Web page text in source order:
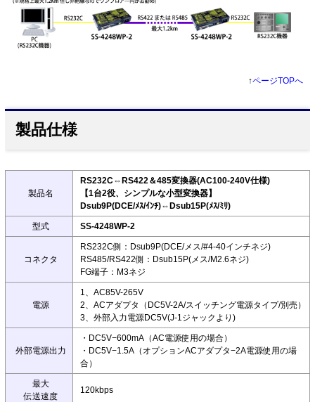
↑ページTOPへ
製品仕様
製品名
RS232C⇔RS422＆485変換器(AC100-240V仕様)
【1台2役、シンプルな小型変換器】
Dsub9P(DCE/ﾒｽ/ｲﾝﾁ)⇔Dsub15P(ﾒｽ/ﾐﾘ)
型式 SS-4248WP-2
コネクタ
RS232C側：Dsub9P(DCE/メス/#4-40インチネジ)
RS485/RS422側：Dsub15P(メス/M2.6ネジ)
FG端子：M3ネジ
電源
1、AC85V-265V
2、ACアダプタ（DC5V-2A/スイッチング電源タイプ/別売）
3、外部入力電源DC5V(J-1ジャックより)
外部電源出力
・DC5V−600mA（AC電源使用の場合）
・DC5V−1.5A（オプションACアダプタ−2A電源使用の場
合）
最大
伝送速度
120kbps